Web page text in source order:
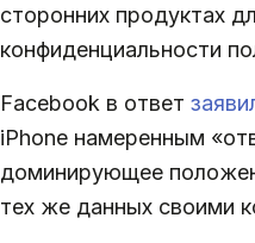
сторонних продуктах
конфиденциальности
Facebook в ответ
iPhone намеренным
доминирующее
тех же данных своими